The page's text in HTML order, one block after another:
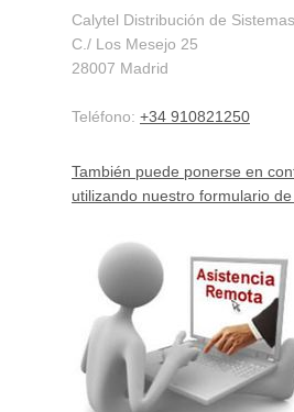
Calytel Distribución de
C./ Los Mesejo 25
28007 Madrid
Teléfono: +34 910821250
También puede ponerse en
utilizando nuestro formulario de